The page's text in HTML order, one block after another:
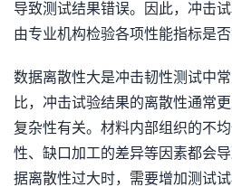
导致测试结果错误。因此，冲击
由专业机构检验各项性能指标是否
数据离散性大是冲击韧性测试中
比，冲击试验结果的离散性通常
复杂性有关。材料内部组织的不
性、缺口加工的差异等因素都会
据离散性过大时，需要增加测试